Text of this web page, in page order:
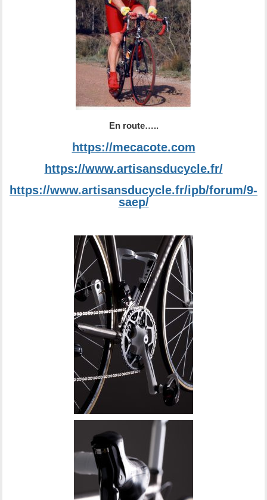
En route…..
https://mecacote.com
https://www.artisansducycle.fr/
https://www.artisansducycle.fr/ipb/forum/9-
saep/